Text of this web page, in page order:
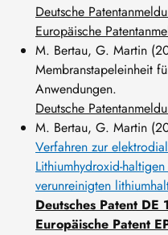
Deutsche
Europäische
M. Bertau, G. Martin
Membranstapeleinheit
Anwendungen.
Deutsche
M. Bertau, G. Martin
Verfahren zur
Lithiumhydroxid-
verunreinigten
Deutsches Patent
Europäische Patent